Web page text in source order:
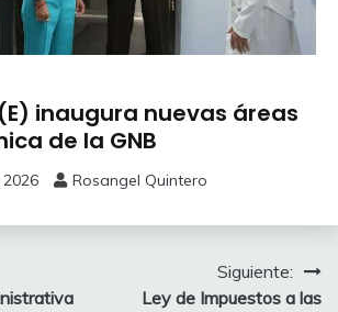
inaugura nuevas áreas
de la GNB
Rosangel Quintero
Siguiente:
Ley de Impuestos a las